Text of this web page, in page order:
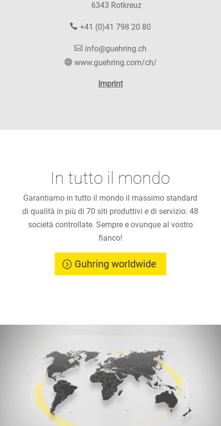
6343 Rotkreuz
+41 (0)41 798 20 80
info@guehring.ch
www.guehring.com/ch/
Imprint
In tutto il mondo
Garantiamo in tutto il mondo il massimo standard
di qualità in più di 70 siti produttivi e di servizio. 48
società controllate. Sempre e ovunque al vostro
fianco!
Guhring worldwide